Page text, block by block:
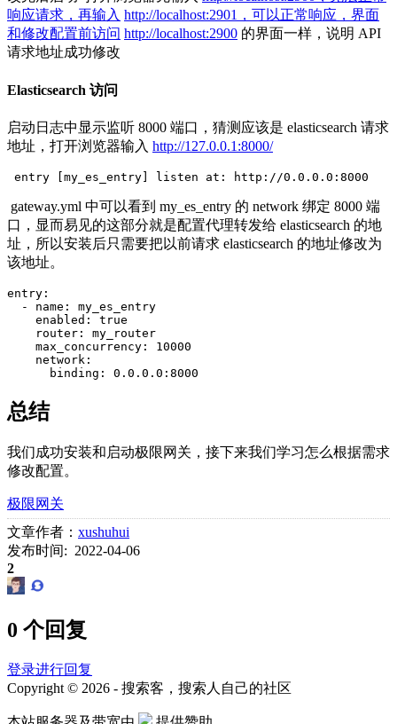
响应请求，再输入 http://localhost:2901，可以正常响应，界面
和修改配置前访问 http://localhost:2900 的界面一样，说明 API
请求地址成功修改
Elasticsearch 访问
启动日志中显示监听 8000 端口，猜测应该是 elasticsearch 请求
地址，打开浏览器输入 http://127.0.0.1:8000/
entry [my_es_entry] listen at: http://0.0.0.0:8000
gateway.yml 中可以看到 my_es_entry 的 network 绑定 8000 端
口，显而易见的这部分就是配置代理转发给 elasticsearch 的地
址，所以安装后只需要把以前请求 elasticsearch 的地址修改为
该地址。
entry:
  - name: my_es_entry
    enabled: true
    router: my_router
    max_concurrency: 10000
    network:
      binding: 0.0.0.0:8000
总结
我们成功安装和启动极限网关，接下来我们学习怎么根据需求
修改配置。
极限网关
文章作者： xushuhui
发布时间: 2022-04-06
2
0 个回复
登录进行回复
Copyright © 2026 - 搜索客，搜索人自己的社区